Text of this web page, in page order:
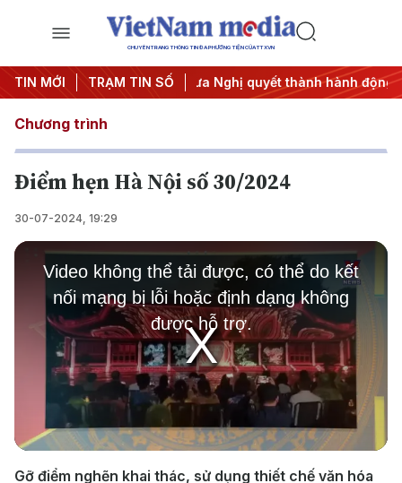
CHUYÊN TRANG THÔNG TIN ĐA PHƯƠNG TIỆN CỦA TTXVN
TIN MỚI TRẠM TIN SỐ
ương 3 #Đưa Nghị quyết thành hành động #Chiến
Chương trình
Điểm hẹn Hà Nội số 30/2024
30-07-2024, 19:29
Play
Video
This
window.
Video không thể tải được, có thể do kết
nối mạng bị lỗi hoặc định dạng không
được hỗ trợ.
Gỡ điểm nghẽn khai thác, sử dụng thiết chế văn hóa